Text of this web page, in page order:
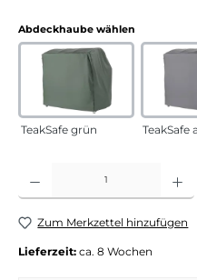
Abdeckhaube wählen
TeakSafe grün TeakSafe
Produkt Anzahl: Gib den
Zum Merkzettel hinzufügen
Lieferzeit: ca. 8 Wochen